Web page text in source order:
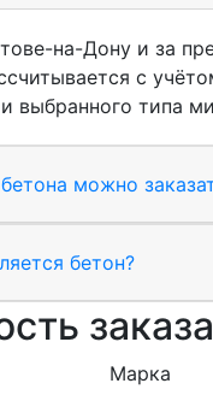
на-Дону и за
с
выбранного типа
можно
бетон?
заказа
Марка